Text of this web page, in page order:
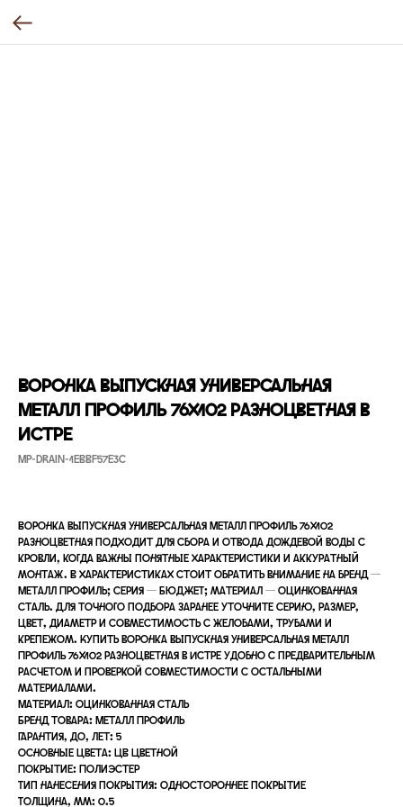
Воронка выпускная универсальная
МЕТАЛЛ ПРОФИЛЬ 76х102 разноцветная в
Истре
MP-DRAIN-1EBBF57E3C
Воронка выпускная универсальная МЕТАЛЛ ПРОФИЛЬ 76х102
разноцветная подходит для сбора и отвода дождевой воды с
кровли, когда важны понятные характеристики и аккуратный
монтаж. В характеристиках стоит обратить внимание на бренд —
Металл Профиль; серия — БЮДЖЕТ; материал — Оцинкованная
сталь. Для точного подбора заранее уточните серию, размер,
цвет, диаметр и совместимость с желобами, трубами и
крепежом. Купить воронка выпускная универсальная МЕТАЛЛ
ПРОФИЛЬ 76х102 разноцветная в Истре удобно с предварительным
расчетом и проверкой совместимости с остальными
материалами.
Материал: Оцинкованная сталь
Бренд товара: Металл Профиль
Гарантия, до, лет: 5
Основные цвета: ЦВ Цветной
Покрытие: Полиэстер
Тип нанесения покрытия: Одностороннее покрытие
Толщина, мм: 0.5